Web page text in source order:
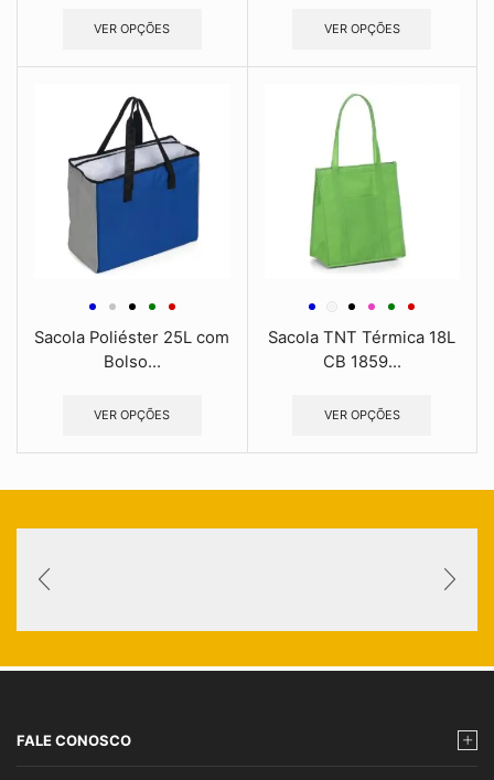
VER OPÇÕES VER OPÇÕES
Sacola Poliéster 25L com
Bolso...
VER OPÇÕES
Sacola TNT Térmica 18L
CB 1859...
VER OPÇÕES
FALE CONOSCO